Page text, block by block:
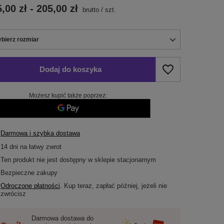
rozmiar
rozmiar
zł -205,00 zł brutto /szt.
Dodaj do koszyka
Możesz kupić także poprzez:
Darmowa i szybka dostawa
14 dni na łatwy zwrot
Ten produkt nie jest dostępny w sklepie stacjonarnym
Bezpieczne zakupy
Odroczone płatności . Kup teraz, zapłać później, jeżeli nie
zwrócisz
Darmowa dostawa do